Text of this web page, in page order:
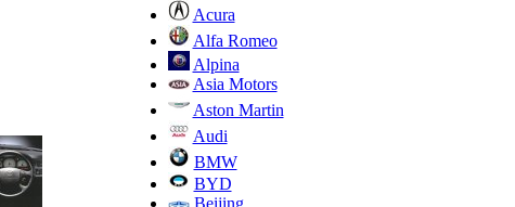
Acura
Alfa Romeo
Alpina
Asia Motors
Aston Martin
Audi
BMW
BYD
Beijing